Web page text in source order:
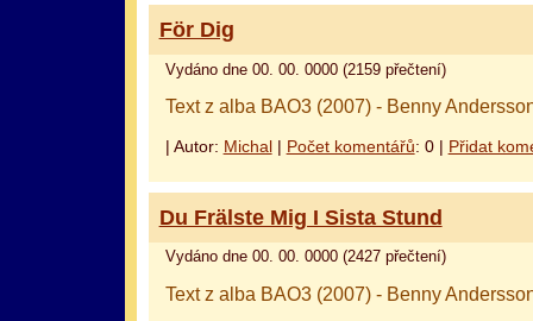
För Dig
Vydáno dne 00. 00. 0000 (2159 přečtení)
Text z alba BAO3 (2007) - Benny
| Autor: Michal| Počet komentářů: 0 | Přidat
Du Frälste Mig I Sista Stund
Vydáno dne 00. 00. 0000 (2427 přečtení)
Text z alba BAO3 (2007) - Benny